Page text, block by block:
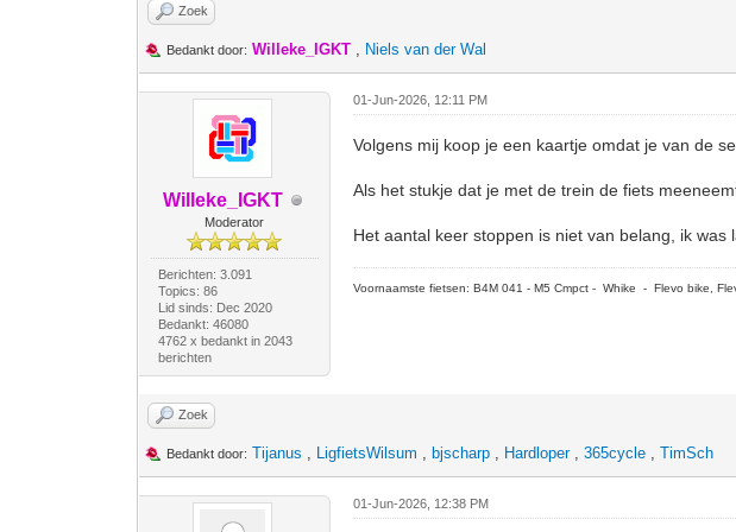
Zoek
Bedankt door: Willeke_IGKT , Niels van der Wal
Willeke_IGKT
Moderator
Berichten: 3.091
Topics: 86
Lid sinds: Dec 2020
Bedankt: 46080
4762 x bedankt in 2043
berichten
01-Jun-2026, 12:11 PM
Volgens mij koop je een kaartje omdat je van de
Als het stukje dat je met de trein de fiets
Het aantal keer stoppen is niet van belang, ik
Voornaamste fietsen: B4M 041 - M5 Cmpct - Whike - Flevo bike,
Zoek
Bedankt door: Tijanus , LigfietsWilsum , bjscharp , Hardloper,365cycle ,TimSch
01-Jun-2026, 12:38 PM